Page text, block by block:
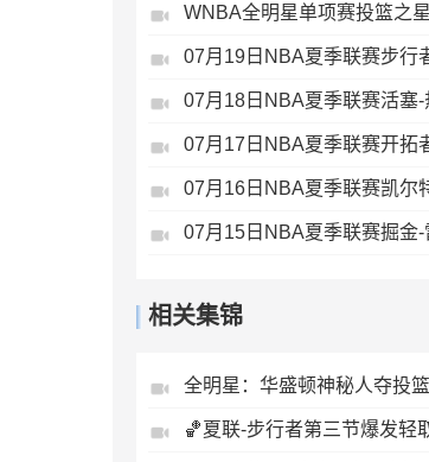
07月18日NBA夏季联赛活塞-
07月15日NBA夏季联赛掘金-
相关集锦